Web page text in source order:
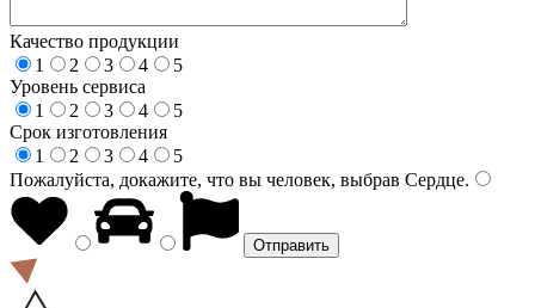
Качество продукции
1
2 3 4
5
Уровень сервиса
1
2 3 4
5
Срок изготовления
1
2 3 4
5
Пожалуйста, докажите, что вы человек, выбрав Сердце.